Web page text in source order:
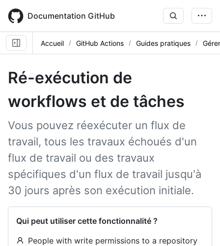
main
content
Documentation GitHub
Accueil GitHub Actions Guides pratiques
Ré-exécution de
workflows et de tâches
Vous pouvez réexécuter un flux de
travail, tous les travaux échoués d'un
flux de travail ou des travaux
spécifiques d'un flux de travail jusqu'à
30 jours après son exécution initiale.
Qui peut utiliser cette fonctionnalité ?
People with write permissions to a repository